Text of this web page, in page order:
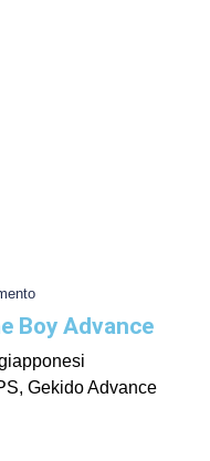
Boy Advance
Gekido Advance